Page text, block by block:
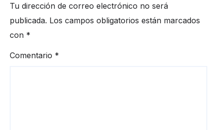
Tu dirección de correo electrónico no será
publicada. Los campos obligatorios están marcados
con *
Comentario *